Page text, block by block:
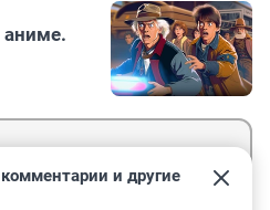
и другие